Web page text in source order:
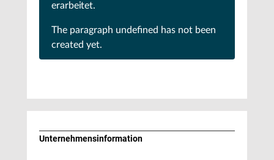
erarbeitet.
The paragraph undefined has not been
created yet.
Unternehmens­information